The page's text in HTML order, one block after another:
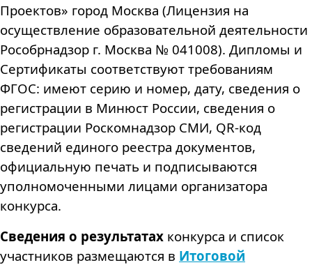
Проектов» город Москва (Лицензия на
осуществление образовательной деятельности
Рособрнадзор г. Москва № 041008). Дипломы и
Сертификаты соответствуют требованиям
ФГОС: имеют серию и номер, дату, сведения о
регистрации в Минюст России, сведения о
регистрации Роскомнадзор СМИ, QR-код
сведений единого реестра документов,
официальную печать и подписываются
уполномоченными лицами организатора
конкурса.
Сведения о результатах конкурса и список
участников размещаются в Итоговой